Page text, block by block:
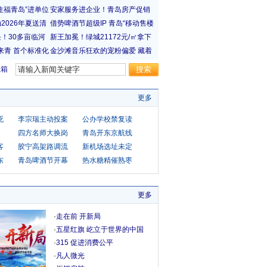
更多
李宗瑞主动投案
公办学校禁复读
四方名师大换岗
青岛开东京航线
胶宁高架路调流
新机场选址未定
青岛啤酒节开幕 热水糖精催熟枣